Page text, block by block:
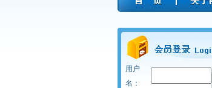
用户
名：